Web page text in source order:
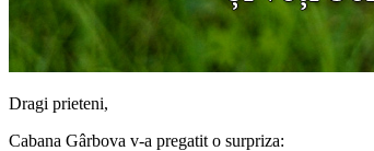
Dragi prieteni,
Cabana Gârbova v-a pregatit o surpriza: